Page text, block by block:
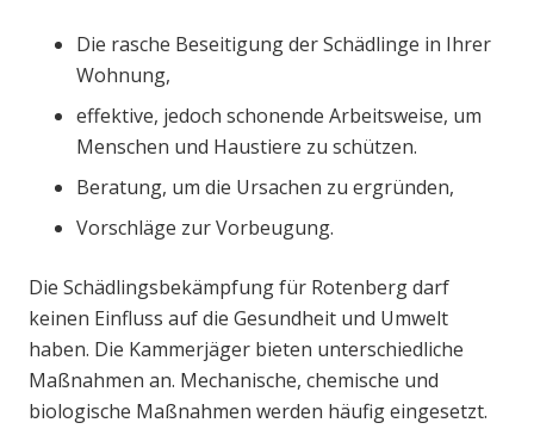
Die rasche Beseitigung der Schädlinge in Ihrer
Wohnung,
effektive, jedoch schonende Arbeitsweise, um
Menschen und Haustiere zu schützen.
Beratung, um die Ursachen zu ergründen,
Vorschläge zur Vorbeugung.
Die Schädlingsbekämpfung für Rotenberg darf
keinen Einfluss auf die Gesundheit und Umwelt
haben. Die Kammerjäger bieten unterschiedliche
Maßnahmen an. Mechanische, chemische und
biologische Maßnahmen werden häufig eingesetzt.